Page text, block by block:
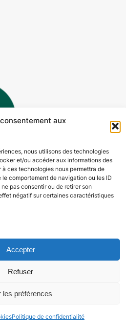
aux
nous utilisons des technologies
et/ou accéder aux informations des
ces technologies nous permettra de
comportement de navigation ou les ID
pas consentir ou de retirer son
négatif sur certaines caractéristiques
Accepter
Refuser
les préférences
Politique de confidentialité
et activités en Dordogne
Nos valeurs
Mentions légales